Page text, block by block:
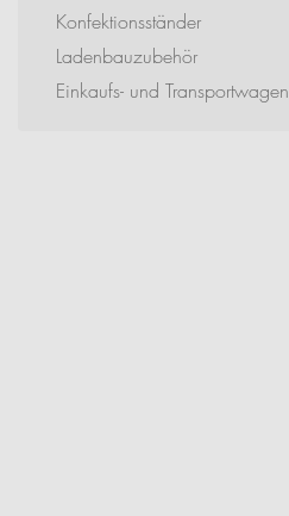
Konfektionsständer
Ladenbauzubehör
Einkaufs- und Transportwagen